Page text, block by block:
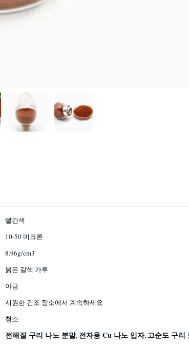
빨간색
10-50 미크론
8.96g/cm3
붉은 갈색 가루
야금
시원한 건조 장소에서 계속하세요
청소
전해질 구리 나노 분말, 전자용 Cu 나노 입자, 고순도 구리